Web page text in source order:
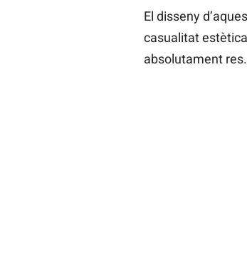
El disseny
casualitat
absolutament